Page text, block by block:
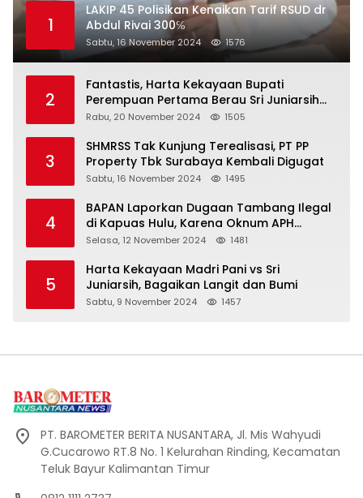
1
LAKIP 45 Polisikan Kenaikan Tarif RSUD dr
Abdul Rivai 300℅
Sabtu, 16 November 2024 1576
2
Fantastis, Harta Kekayaan Bupati
Perempuan Pertama Berau Sri Juniarsih
Mas Naik Rp20 Miliar Selama Menjabat
Rabu, 20 November 2024 1505
3
SHMRSS Tak Kunjung Terealisasi, PT PP
Property Tbk Surabaya Kembali Digugat
Sabtu, 16 November 2024 1495
4
BAPAN Laporkan Dugaan Tambang Ilegal
di Kapuas Hulu, Karena Oknum APH
Intimidasi Masyarakat
Selasa, 12 November 2024 1481
5
Harta Kekayaan Madri Pani vs Sri
Juniarsih, Bagaikan Langit dan Bumi
Sabtu, 9 November 2024 1457
PT. BAROMETER BERITA NUSANTARA, Jl. Mis Wahyudi
G.Cucarowo RT.8 No. 1 Kelurahan Rinding, Kecamatan
Teluk Bayur Kalimantan Timur